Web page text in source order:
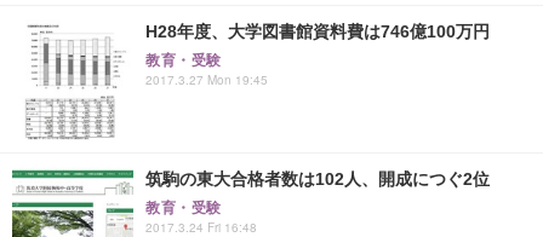
H28年度、大学図書館資料費は746億100万円
教育・受験
2017.3.27 Mon 19:45
筑駒の東大合格者数は102人、開成につぐ2位
教育・受験
2017.3.24 Fri 16:48